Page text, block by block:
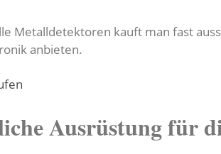
Metalldetektoren kauft man fast
anbieten.
Ausrüstung für